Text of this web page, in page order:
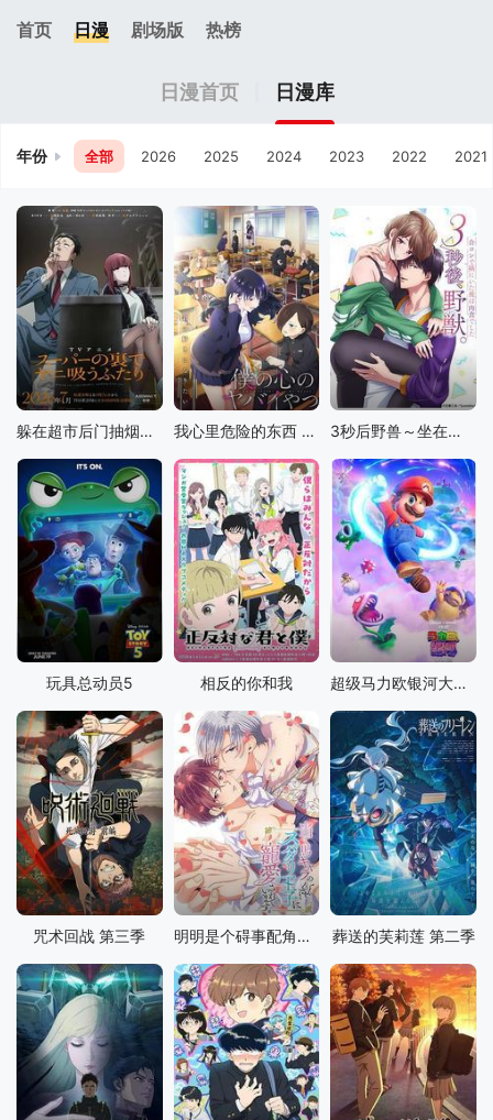
首页 日漫 剧场版 热榜
日漫首页 日漫库
年份 全部 2026 2025 2024 2023 2022 2021
躲在超市后门抽烟的两人 我心里危险的东西 第二季 3秒后野兽～坐在联谊会角落的他是个肉食系～
玩具总动员5 相反的你和我 超级马力欧银河大电影
咒术回战 第三季 明明是个碍事配角、却被王子给宠爱了 葬送的芙莉莲 第二季